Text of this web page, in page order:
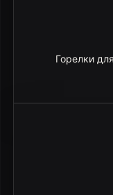
Горелки